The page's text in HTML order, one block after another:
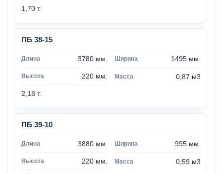
1,70 т.
ПБ 38-15
3780 мм. 1495 мм.
220 мм. 0,87 м3
2,18 т.
ПБ 39-10
3880 мм. 995 мм.
220 мм. 0,59 м3